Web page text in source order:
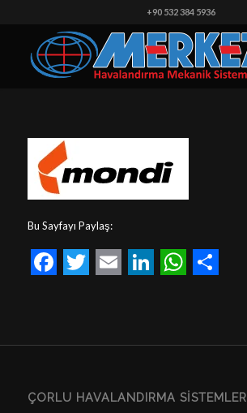
+90 532 384 5936
Bu Sayfayı Paylaş:
ÇORLU HAVALANDIRMA SISTEMLERI